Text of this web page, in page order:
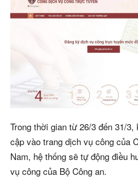
Trong thời gian từ 26/3 đến 31/
cập vào trang dịch vụ công của
Nam, hệ thống sẽ tự động điều
vụ công của Bộ Công an.